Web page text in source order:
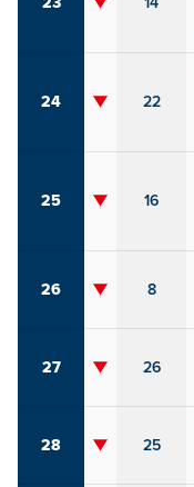
24 22
25 16
26 8
27 26
28 25